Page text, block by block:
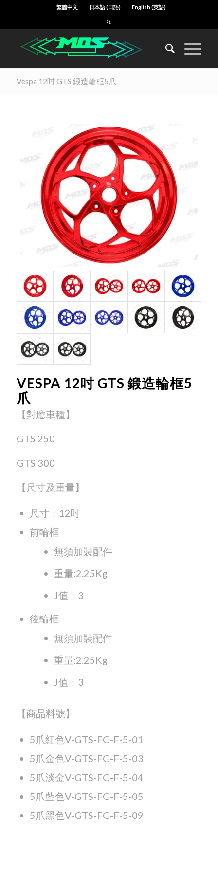
繁體中文 日本語(日語) English(英語)
Vespa 12吋 GTS 鍛造輪框5爪
VESPA 12吋 GTS 鍛造輪框5
爪
【對應車種】
GTS 250
GTS 300
【尺寸及重量】
尺寸：12吋
前輪框
無須加裝配件
重量:2.25Kg
J值：3
後輪框
無須加裝配件
重量:2.25Kg
J值：3
【商品料號】
5爪紅色V-GTS-FG-F-5-01
5爪金色V-GTS-FG-F-5-03
5爪淡金V-GTS-FG-F-5-04
5爪藍色V-GTS-FG-F-5-05
5爪黑色V-GTS-FG-F-5-09